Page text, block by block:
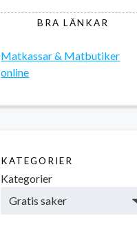
BRA LÄNKAR
Matkassar & Matbutiker
online
KATEGORIER
Kategorier